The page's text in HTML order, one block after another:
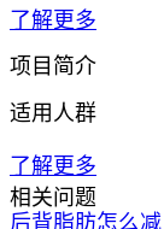
了解更多
项目简介
适用人群
了解更多
相关问题
后背脂肪怎么减